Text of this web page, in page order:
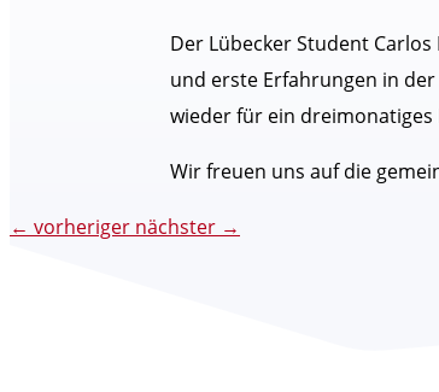
Der Lübecker Student
und erste Erfahrungen in
wieder für ein dreimonatiges
Wir freuen uns auf die
← vorheriger nächster →